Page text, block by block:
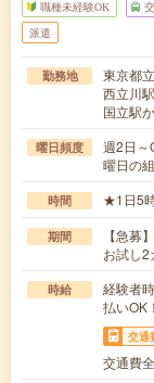
職種未経験OK
派遣
勤務地
東京都
西立川
国立駅
曜日頻度
週2日～
曜日の
時間 ★1日5
期間
【急募
お試し2
時給
経験者
払いOK！
交通
交通費